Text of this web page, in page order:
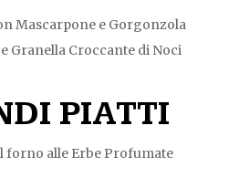
Mascarpone e Gorgonzola
Granella Croccante di Noci
PIATTI
forno alle Erbe Profumate